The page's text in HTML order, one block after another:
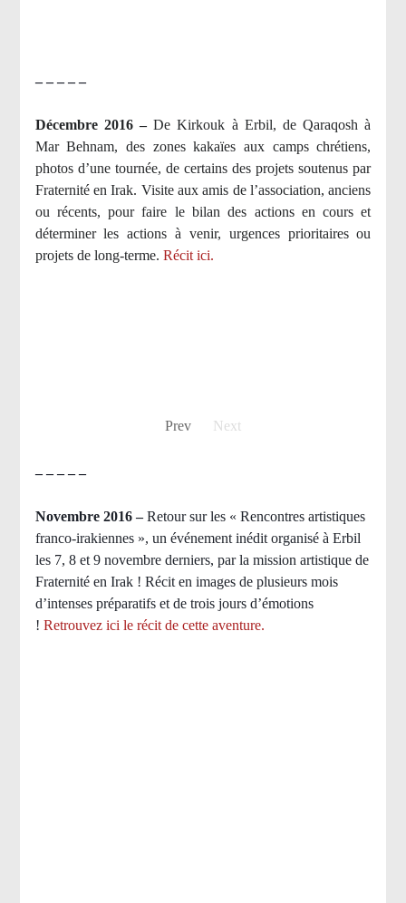
– – – – –
Décembre 2016 –De Kirkouk à Erbil, de Qaraqosh à
Mar Behnam, des zones kakaïes aux camps chrétiens,
photos d’une tournée, de certains des projets soutenus par
Fraternité en Irak. Visite aux amis de l’association, anciens
ou récents, pour faire le bilan des actions en cours et
déterminer les actions à venir, urgences prioritaires ou
projets de long-terme. Récit ici.
Prev Next
– – – – –
Novembre 2016 –Retour sur les « Rencontres artistiques
franco-irakiennes », un événement inédit organisé à Erbil
les 7, 8 et 9 novembre derniers, par la mission artistique de
Fraternité en Irak ! Récit en images de plusieurs mois
d’intenses préparatifs et de trois jours d’émotions
! Retrouvez ici le récit de cette aventure.